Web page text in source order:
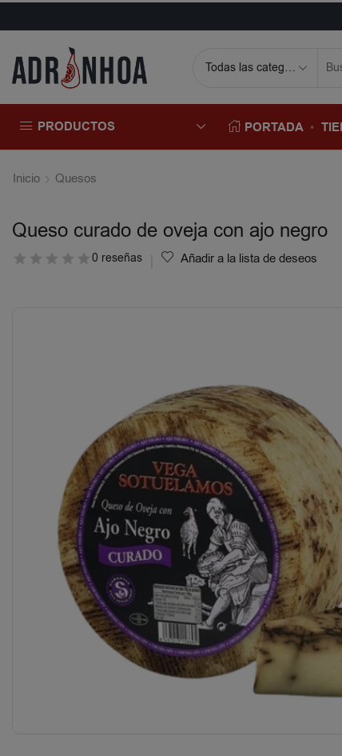
PRODUCTOS PORTADA
Inicio Quesos
Queso curado de oveja con ajo negro
0 reseñas Añadir a la lista de deseos